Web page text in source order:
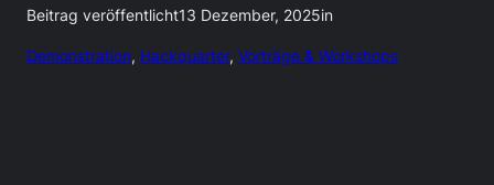
Beitrag veröffentlicht13 Dezember, 2025in
Demonstration, Hackquarter, Vorträge & Workshops